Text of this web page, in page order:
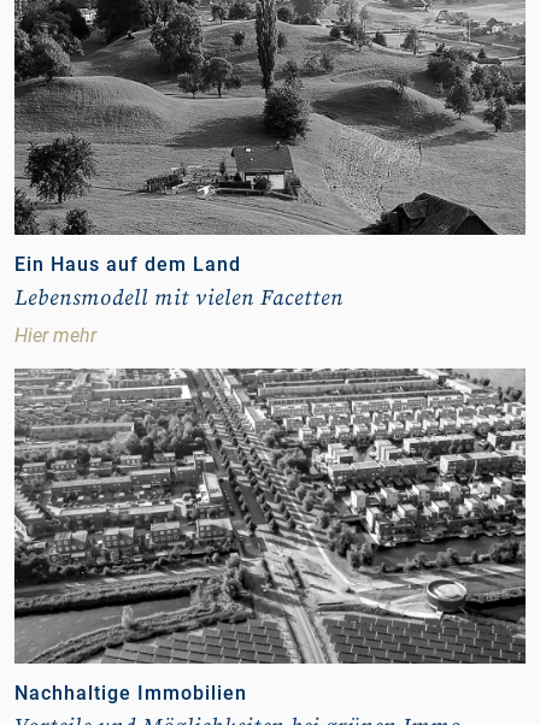
Ein Haus auf dem Land
Lebensmodell mit vielen Facetten
Hier mehr
Nachhaltige Immobilien